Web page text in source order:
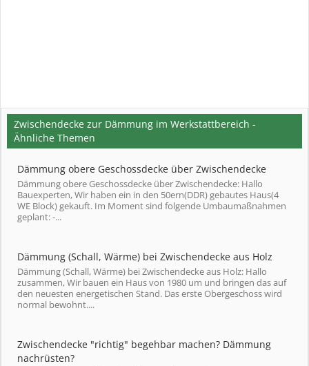
Zwischendecke zur Dämmung im Werkstattbereich -
Ähnliche Themen
Dämmung obere Geschossdecke über Zwischendecke
Dämmung obere Geschossdecke über Zwischendecke: Hallo
Bauexperten, Wir haben ein in den 50ern(DDR) gebautes Haus(4
WE Block) gekauft. Im Moment sind folgende Umbaumaßnahmen
geplant: -...
Dämmung (Schall, Wärme) bei Zwischendecke aus Holz
Dämmung (Schall, Wärme) bei Zwischendecke aus Holz: Hallo
zusammen, Wir bauen ein Haus von 1980 um und bringen das auf
den neuesten energetischen Stand. Das erste Obergeschoss wird
normal bewohnt....
Zwischendecke "richtig" begehbar machen? Dämmung
nachrüsten?